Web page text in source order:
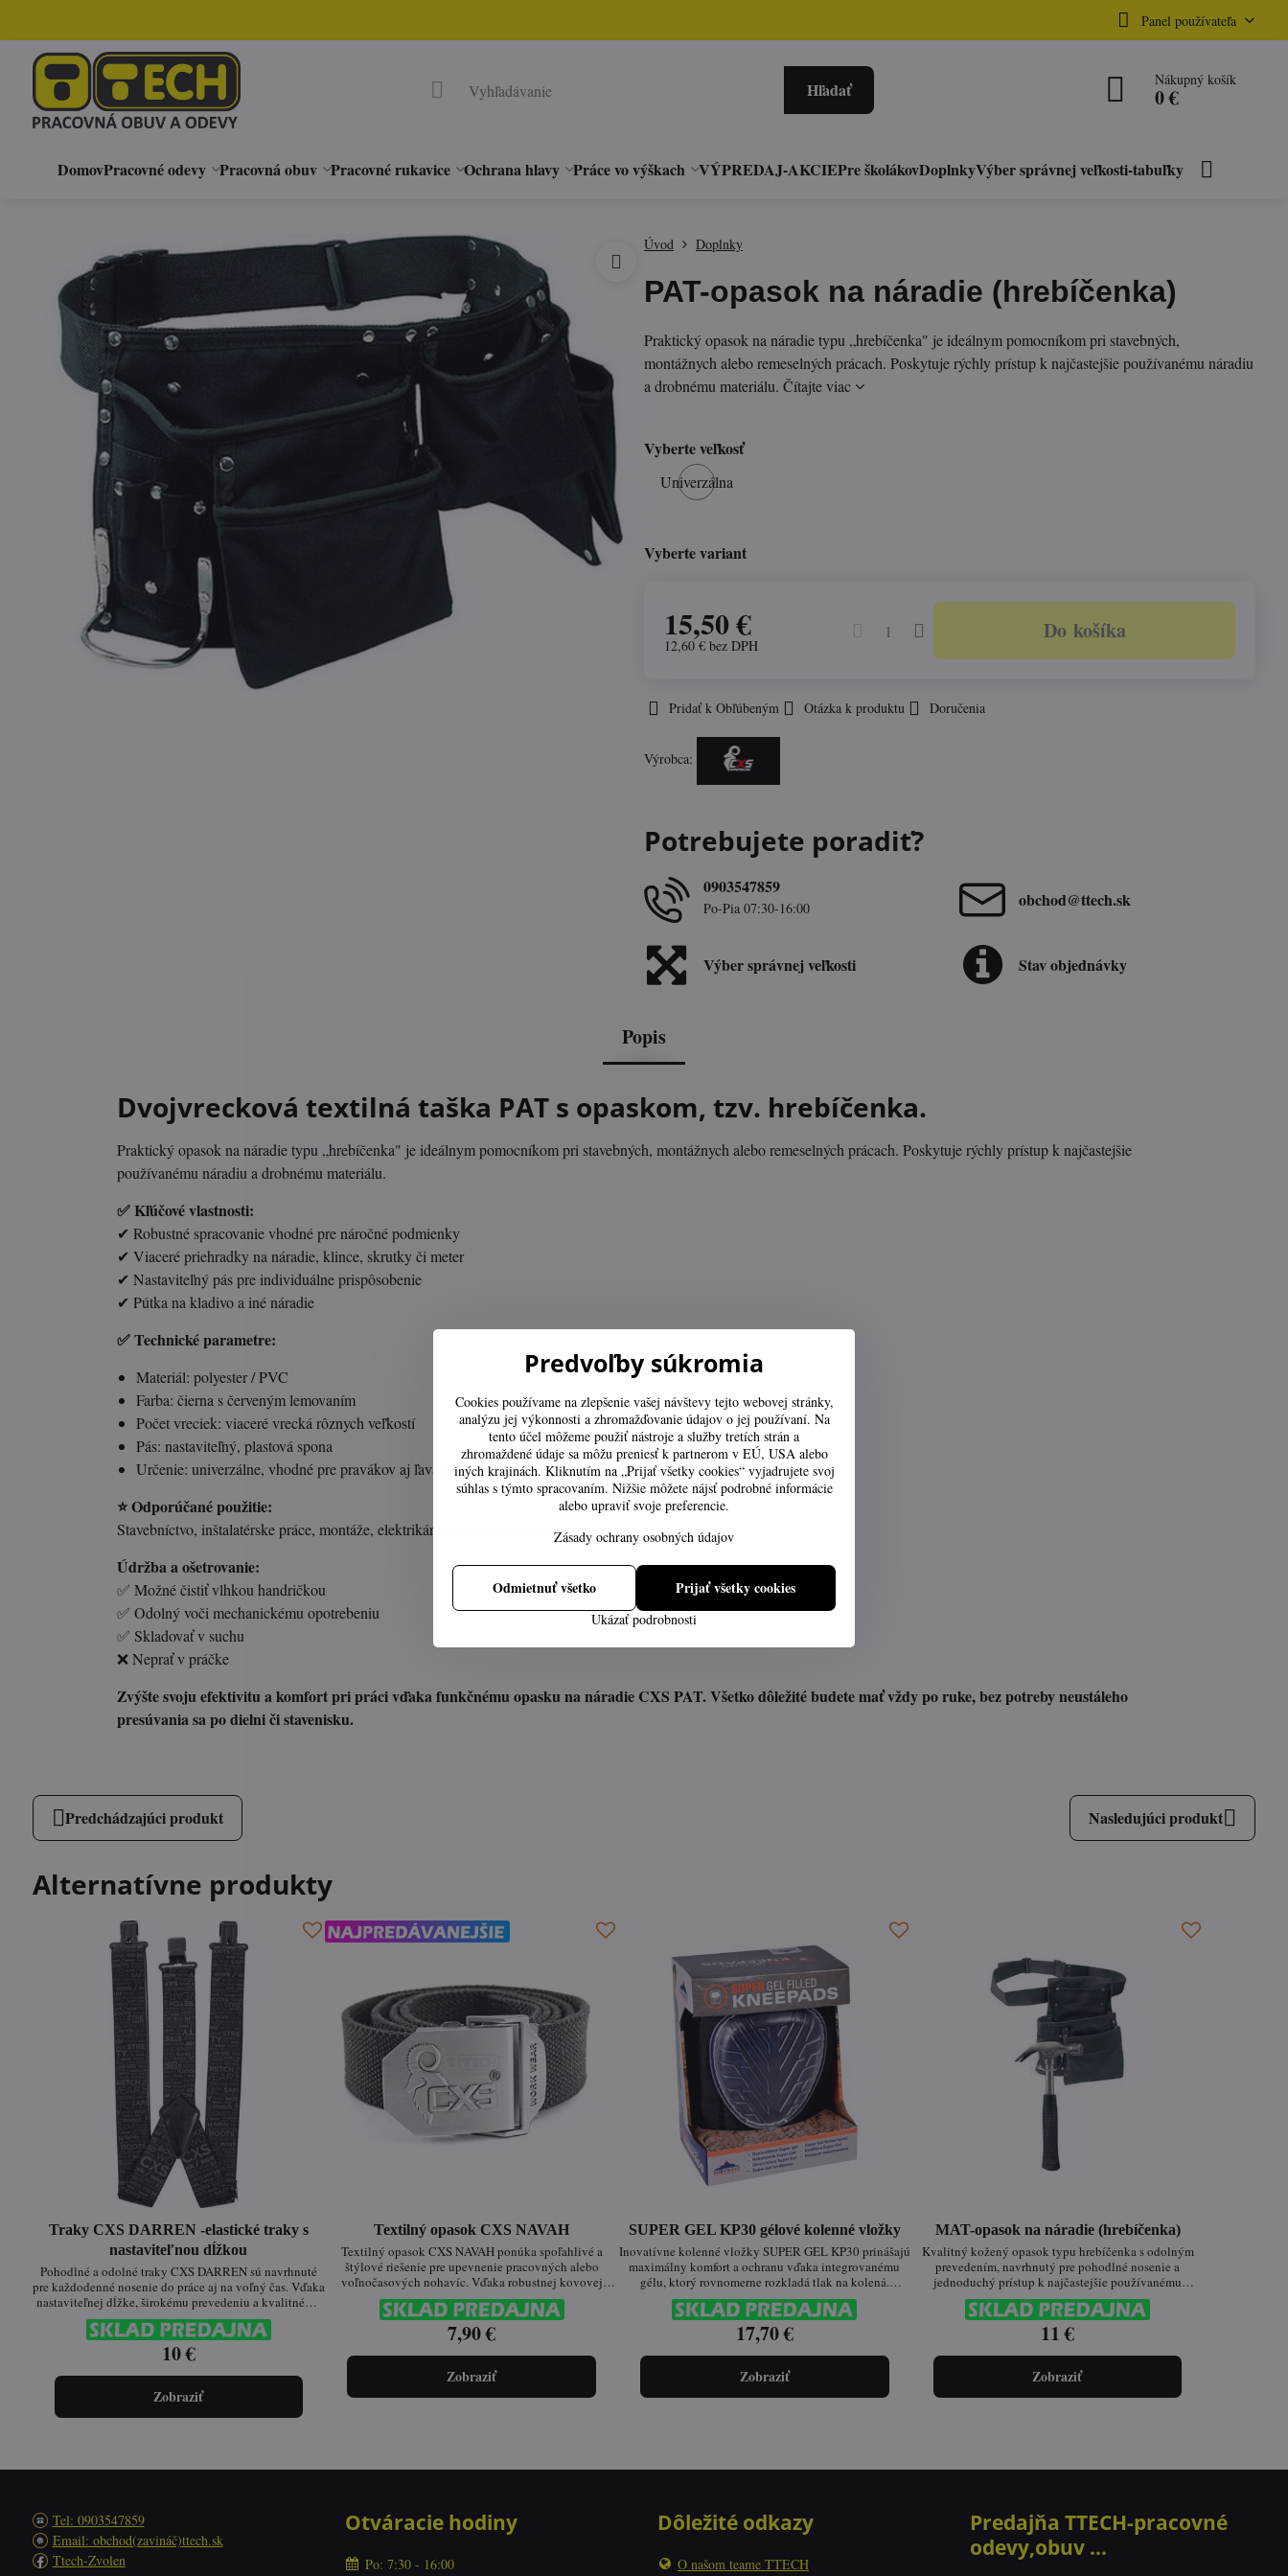
Panel používateľa
Hľadať Nákupný košík
0 €
DomovPracovné odevy Pracovná obuv Pracovné rukavice Ochrana hlavy Práce vo výškach VÝPREDAJ-AKCIEPre školákovDoplnkyVýber správnej veľkosti-tabuľky
Úvod Doplnky
PAT-opasok na náradie (hrebíčenka)
Praktický opasok na náradie typu „hrebíčenka" je ideálnym pomocníkom pri stavebných,
montážnych alebo remeselných prácach. Poskytuje rýchly prístup k najčastejšie používanému náradiu
a drobnému materiálu. Čítajte viac
Vyberte veľkosť
Univerzálna
Vyberte variant
15,50 €
12,60 € bez DPH
Do košíka
Pridať k Obľúbeným Otázka k produktu Doručenia
Výrobca:
Potrebujete poradiť?
0903547859
Po-Pia 07:30-16:00 obchod​@ttech​.sk
Výber správnej veľkosti Stav objednávky
Popis
Dvojvrecková textilná taška PAT s opaskom, tzv. hrebíčenka.
Praktický opasok na náradie typu „hrebíčenka" je ideálnym pomocníkom pri stavebných, montážnych alebo remeselných prácach. Poskytuje rýchly prístup k najčastejšie
používanému náradiu a drobnému materiálu.
✅ Kľúčové vlastnosti:
✔ Robustné spracovanie vhodné pre náročné podmienky
✔ Viaceré priehradky na náradie, klince, skrutky či meter
✔ Nastaviteľný pás pre individuálne prispôsobenie
✔ Pútka na kladivo a iné náradie
✅ Technické parametre:
Materiál: polyester / PVC
Farba: čierna s červeným lemovaním
Počet vreciek: viaceré vrecká rôznych veľkostí
Pás: nastaviteľný, plastová spona
Určenie: univerzálne, vhodné pre pravákov aj ľavákov
⭐ Odporúčané použitie:
Stavebníctvo, inštalatérske práce, montáže, elektrikárske práce, dielenské činnosti, hobby projekty.
Údržba a ošetrovanie:
✅ Možné čistiť vlhkou handričkou
✅ Odolný voči mechanickému opotrebeniu
✅ Skladovať v suchu
❌ Neprať v práčke
Zvýšte svoju efektivitu a komfort pri práci vďaka funkčnému opasku na náradie CXS PAT. Všetko dôležité budete mať vždy po ruke, bez potreby neustáleho
presúvania sa po dielni či stavenisku.
Predchádzajúci produkt Nasledujúci produkt
Alternatívne produkty
Traky CXS DARREN -elastické traky s
nastaviteľnou dĺžkou
Pohodlné a odolné traky CXS DARREN sú navrhnuté
pre každodenné nosenie do práce aj na voľný čas. Vďaka
nastaviteľnej dĺžke, širokému prevedeniu a kvalitnému
spracovaniu držia nohavice tam, kde majú byť – bez
kompromisov.
10 €
Zobraziť
Textilný opasok CXS NAVAH
Textilný opasok CXS NAVAH ponúka spoľahlivé a
štýlové riešenie pre upevnenie pracovných alebo
voľnočasových nohavíc. Vďaka robustnej kovovej
spone s logom CXS si ho môžeš nastaviť presne na svoju
veľkosť. Jednoduchosť, ktorá funguje.
7,90 €
Zobraziť
SUPER GEL KP30 gélové kolenné vložky
Inovatívne kolenné vložky SUPER GEL KP30 prinášajú
maximálny komfort a ochranu vďaka integrovanému
gélu, ktorý rovnomerne rozkladá tlak na kolená.
Vhodné pre všetky typy pracovného prostredia – od
stavebníctva až po interiérové práce.
17,70 €
Zobraziť
MAT-opasok na náradie (hrebíčenka)
Kvalitný kožený opasok typu hrebíčenka s odolným
prevedením, navrhnutý pre pohodlné nosenie a
jednoduchý prístup k najčastejšie používanému
náradiu. Vhodný pre profesionálov aj domácich
majstrov.
11 €
Zobraziť
Tel: 0903547859
Email: obchod(zavináč)ttech.sk
Ttech-Zvolen
Otváracie hodiny
Po: 7:30 - 16:00
Dôležité odkazy
O našom teame TTECH
Predajňa TTECH-pracovné
odevy,obuv ...
Predvoľby súkromia
Cookies používame na zlepšenie vašej návštevy tejto webovej stránky,
analýzu jej výkonnosti a zhromažďovanie údajov o jej používaní. Na
tento účel môžeme použiť nástroje a služby tretích strán a
zhromaždené údaje sa môžu preniesť k partnerom v EÚ, USA alebo
iných krajinách. Kliknutím na „Prijať všetky cookies“ vyjadrujete svoj
súhlas s týmto spracovaním. Nižšie môžete nájsť podrobné informácie
alebo upraviť svoje preferencie.
Zásady ochrany osobných údajov
Ukázať podrobnosti
Prijať všetky cookies
Odmietnuť všetko